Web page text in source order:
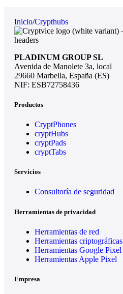
Inicio/Crypthubs
PLADINUM GROUP SL
Avenida de Manolete 3a, local
29660 Marbella, España (ES)
NIF: ESB72758436
Productos
CryptPhones
cryptHubs
cryptPads
cryptTabs
Servicios
Consultoría de seguridad
Herramientas de privacidad
Herramientas de red
Herramientas criptográficas
Herramientas Google Pixel
Herramientas Apple Pixel
Empresa